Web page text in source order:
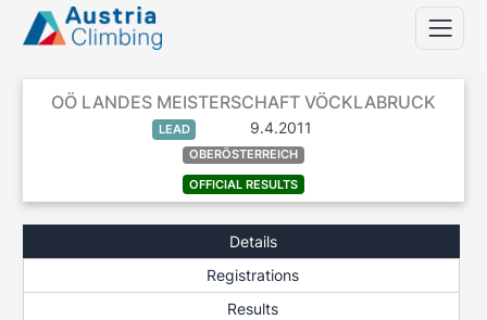
OÖ LANDES MEISTERSCHAFT VÖCKLABRUCK
LEAD 9.4.2011
OBERÖSTERREICH
OFFICIAL RESULTS
Details
Registrations
Results